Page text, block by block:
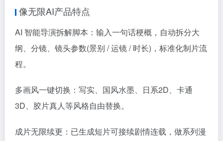
像无限AI产品特点
AI 智能导演拆解脚本：输入一句话梗概，自动拆分大
纲、分镜、镜头参数(景别 / 运镜 / 时长)，标准化制片流
程。
多画风一键切换：写实、国风水墨、日系2D、卡通
3D、胶片真人等风格自由替换。
成片无限续更：已生成短片可接续剧情连载，做系列漫